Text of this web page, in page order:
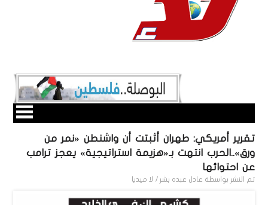
تقرير أمريكي: طهران أثبتت أن واشنطن «نمر من
ورق»..الحرب انتهت بـ«هزيمة استراتيجية» يعجز ترامب
عن احتوائها
تم النشر بواسطة عادل عبده بشر / لا ميديا